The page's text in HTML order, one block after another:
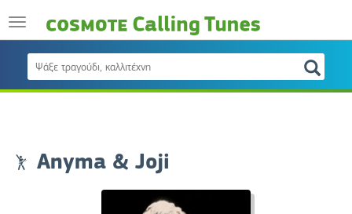
Anyma & Joji